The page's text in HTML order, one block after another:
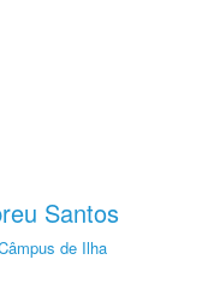
Santos
de Ilha